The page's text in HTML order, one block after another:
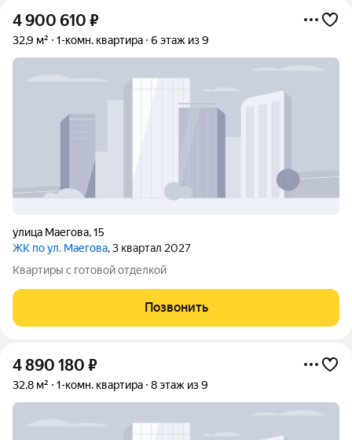
4 900 610 ₽
32,9 м² 1-комн. квартира 6 этаж из 9
улица Маегова,15
ЖК по ул. Маегова, 3 квартал 2027
Квартиры с готовой отделкой
Позвонить
4 890 180 ₽
32,8 м² 1-комн. квартира 8 этаж из 9